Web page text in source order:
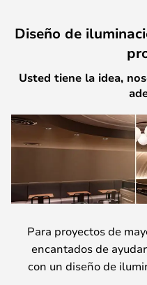
Diseño de
Usted tiene la idea,
Para proyectos de
encantados de
con un diseño de